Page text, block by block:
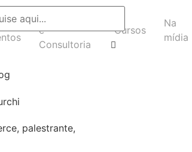
e
e
Consultoria
Cursos
Na
mídia
palestrante,